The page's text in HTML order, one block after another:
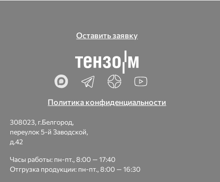
Оставить заявку
Политика конфиденциальности
308023, г.Белгород,
переулок 5-й Заводской,
д.42
Часы работы: пн-пт., 8:00 — 17:40
Отгрузка продукции: пн-пт., 8:00 — 16:30